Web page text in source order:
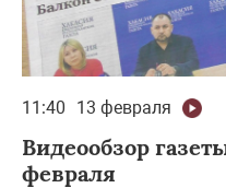
11:40 13 февраля
Видеообзор
февраля